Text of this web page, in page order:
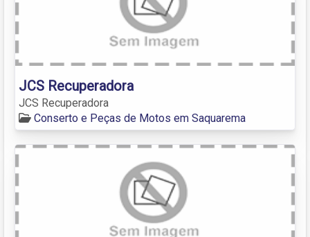
JCS Recuperadora
JCS Recuperadora
Conserto e Peças de Motos em Saquarema